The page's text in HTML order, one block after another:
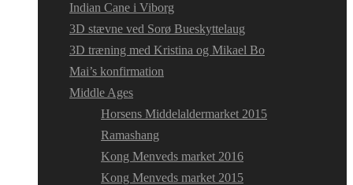
Indian Cane i Viborg
3D stævne ved Sorø Bueskyttelaug
3D træning med Kristina og Mikael Bo
Mai’s konfirmation
Middle Ages
Horsens Middelaldermarket 2015
Ramashang
Kong Menveds market 2016
Kong Menveds market 2015